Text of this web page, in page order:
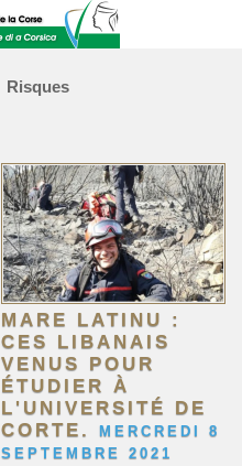
Risques
MARE LATINU :
CES LIBANAIS
VENUS POUR
ÉTUDIER À
L'UNIVERSITÉ DE
CORTE.
MERCREDI 8
SEPTEMBRE 2021